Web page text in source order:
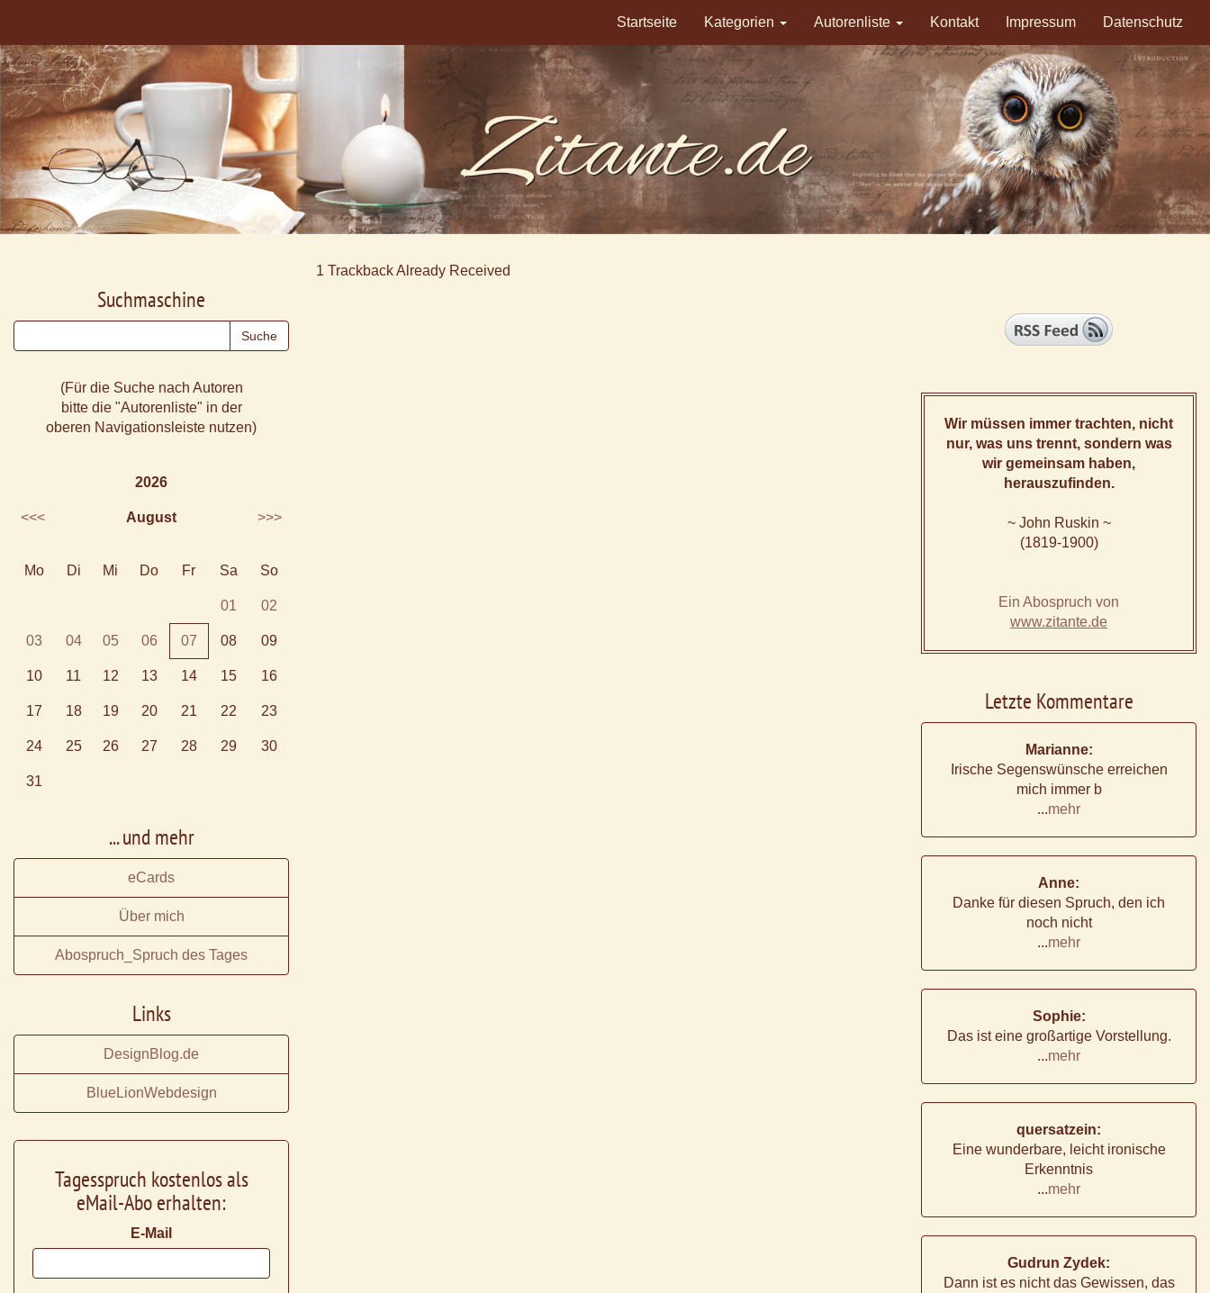
Startseite Kategorien Autorenliste Kontakt Impressum Datenschutz
1 Trackback Already Received
Suchmaschine
(Für die Suche nach Autoren
bitte die "Autorenliste" in der
oberen Navigationsleiste nutzen)
2026
<<< August >>>
Mo Di Mi Do Fr Sa So
01 02
03 04 05 06 07 08 09
10 11 12 13 14 15 16
17 18 19 20 21 22 23
24 25 26 27 28 29 30
31
... und mehr
eCards
Über mich
Abospruch_Spruch des Tages
Links
DesignBlog.de
BlueLionWebdesign
Tagesspruch kostenlos als
eMail-Abo erhalten:
E-Mail
Wir müssen immer trachten, nicht
nur, was uns trennt, sondern was
wir gemeinsam haben,
herauszufinden.
~ John Ruskin ~
(1819-1900)
Ein Abospruch von
www.zitante.de
Letzte Kommentare
Marianne:
Irische Segenswünsche erreichen
mich immer b
...mehr
Anne:
Danke für diesen Spruch, den ich
noch nicht
...mehr
Sophie:
Das ist eine großartige Vorstellung.
...mehr
quersatzein:
Eine wunderbare, leicht ironische
Erkenntnis
...mehr
Gudrun Zydek:
Dann ist es nicht das Gewissen, das